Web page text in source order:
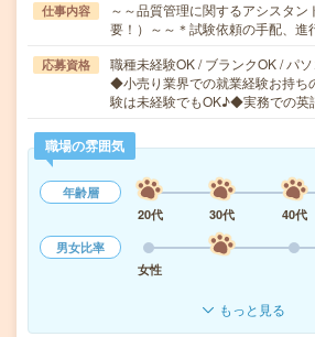
仕事内容
～～品質管理に関するアシスタン
要！）～～＊試験依頼の手配、
応募資格
職種未経験OK / ブランクOK / パ
◆小売り業界での就業経験お持
験は未経験でもOK♪◆実務での
職場の雰囲気
年齢層
20代
30代 40代
男女比率
女性
もっと見る